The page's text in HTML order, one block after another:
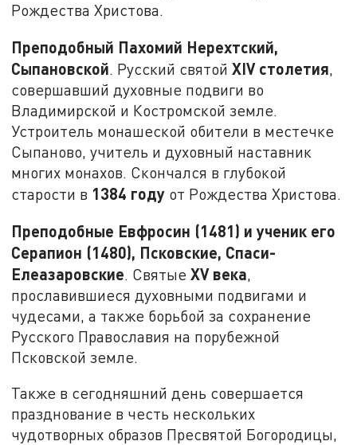
Рождества Христова.
Преподобный Пахомий Нерехтский,
Сыпановской. Русский святойXIV столетия,
совершавший духовные подвиги во
Владимирской и Костромской земле.
Устроитель монашеской обители в местечке
Сыпаново, учитель и духовный наставник
многих монахов. Скончался в глубокой
старости в 1384 году от Рождества Христова.
Преподобные Евфросин (1481) и ученик его
Серапион (1480), Псковские, Спаси-
Елеазаровские . СвятыеXV века
прославившиеся духовными подвигами и
чудесами, а также борьбой за сохранение
Русского Православия на порубежной
Псковской земле.
Также в сегодняшний день совершается
празднование в честь нескольких
чудотворных образов Пресвятой Богородицы,